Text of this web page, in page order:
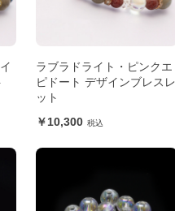
ラブラドライト・ピンクエ
ピドート デザインブレスレ
ット
10,300